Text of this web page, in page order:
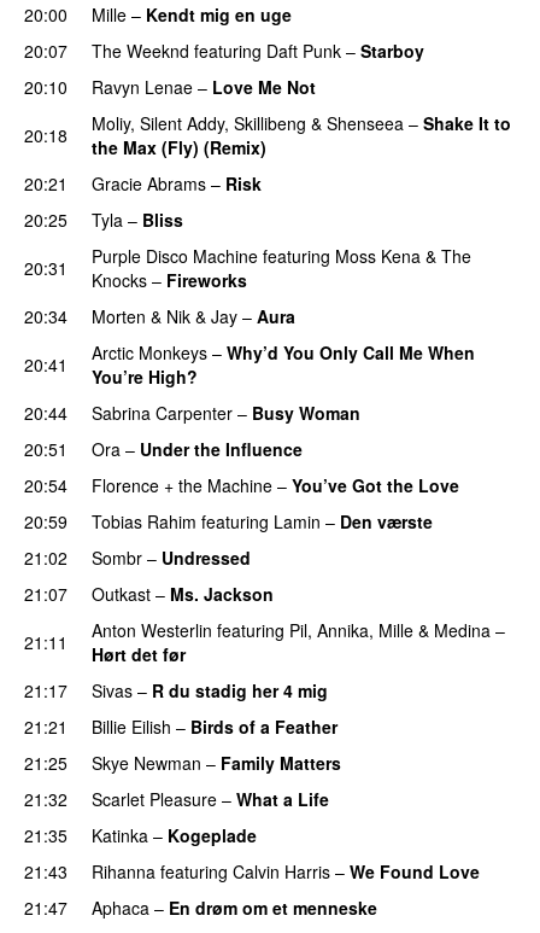
20:00
Mille – Kendt mig en uge
20:07
The Weeknd featuring Daft Punk – Starboy
20:10
Ravyn Lenae – Love Me Not
20:18
Moliy, Silent Addy, Skillibeng & Shenseea – Shake It to
the Max (Fly) (Remix)
20:21
Gracie Abrams – Risk
20:25 Tyla – Bliss
20:31
Purple Disco Machine featuring Moss Kena & The
Knocks – Fireworks
20:34 Morten & Nik & Jay – Aura
20:41
Arctic Monkeys – Why’d You Only Call Me When
You’re High?
20:44
Sabrina Carpenter – Busy Woman
20:51
Ora – Under the Influence
20:54
Florence + the Machine – You’ve Got the Love
20:59 Tobias Rahim featuring Lamin – Den værste
21:02
Sombr – Undressed
21:07 Outkast – Ms. Jackson
21:11 Anton Westerlin featuring Pil, Annika, Mille & Medina –
Hørt det før
21:17 Sivas – R du stadig her 4 mig
21:21
Billie Eilish – Birds of a Feather
21:25
Skye Newman – Family Matters
21:32 Scarlet Pleasure – What a Life
21:35
Katinka – Kogeplade
21:43 Rihanna featuring Calvin Harris – We Found Love
21:47
Aphaca – En drøm om et menneske